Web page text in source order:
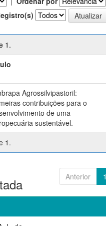
1.
Agrossilvipastoril:
contribuições para o
de uma
sustentável.
1.
Anterior 1